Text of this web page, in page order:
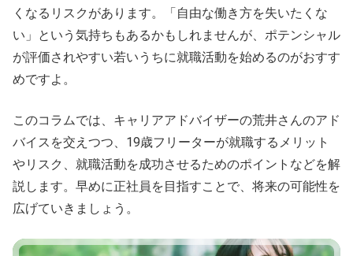
くなるリスクがあります。「自由な働き方を失いたくな
い」という気持ちもあるかもしれませんが、ポテンシャル
が評価されやすい若いうちに就職活動を始めるのがおすす
めですよ。
このコラムでは、キャリアアドバイザーの荒井さんのアド
バイスを交えつつ、19歳フリーターが就職するメリット
やリスク、就職活動を成功させるためのポイントなどを解
説します。早めに正社員を目指すことで、将来の可能性を
広げていきましょう。